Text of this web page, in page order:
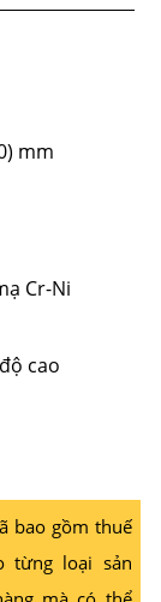
mm
Cr-Ni
cao
bao gồm thuế
từng loại sản